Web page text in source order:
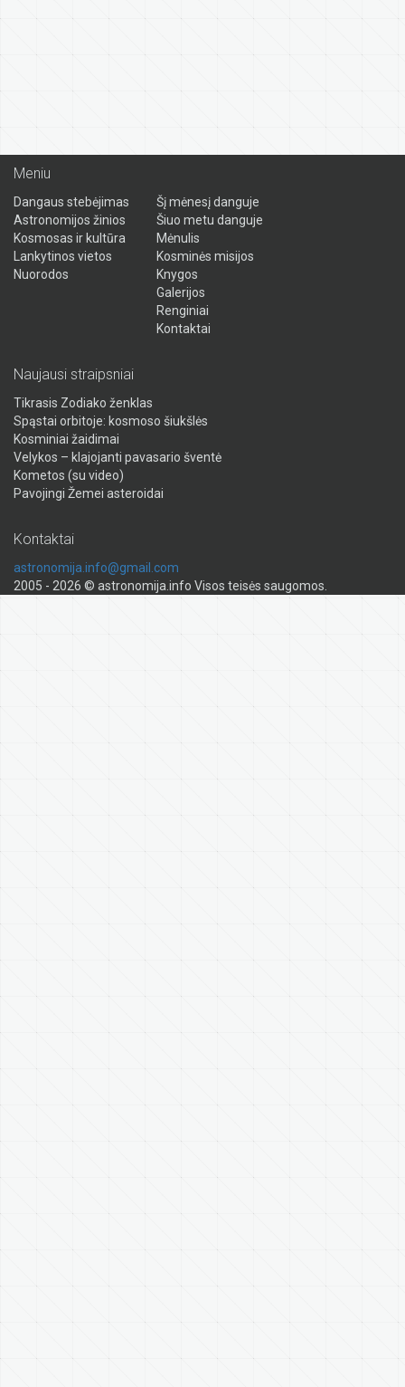
Meniu
Dangaus stebėjimas
Astronomijos žinios
Kosmosas ir kultūra
Lankytinos vietos
Nuorodos
Šį mėnesį danguje
Šiuo metu danguje
Mėnulis
Kosminės misijos
Knygos
Galerijos
Renginiai
Kontaktai
Naujausi straipsniai
Tikrasis Zodiako ženklas
Spąstai orbitoje: kosmoso šiukšlės
Kosminiai žaidimai
Velykos – klajojanti pavasario šventė
Kometos (su video)
Pavojingi Žemei asteroidai
Kontaktai
astronomija.info@gmail.com
2005 - 2026 © astronomija.info Visos teisės saugomos.